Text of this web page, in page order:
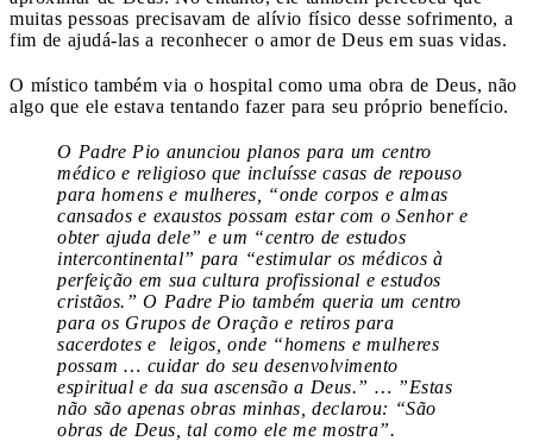
muitas pessoas precisavam de alívio físico desse sofrimento, a
fim de ajudá-las a reconhecer o amor de Deus em suas vidas.
O místico também via o hospital como uma obra de Deus, não
algo que ele estava tentando fazer para seu próprio benefício.
O Padre Pio anunciou planos para um centro
médico e religioso que incluísse casas de repouso
para homens e mulheres, “onde corpos e almas
cansados ​​e exaustos possam estar com o Senhor e
obter ajuda dele” e um “centro de estudos
intercontinental” para “estimular os médicos à
perfeição em sua cultura profissional e estudos
cristãos.” O Padre Pio também queria um centro
para os Grupos de Oração e retiros para
sacerdotes e leigos, onde “homens e mulheres
possam … cuidar do seu desenvolvimento
espiritual e da sua ascensão a Deus.” … ”Estas
não são apenas obras minhas, declarou: “São
obras de Deus, tal como ele me mostra”.